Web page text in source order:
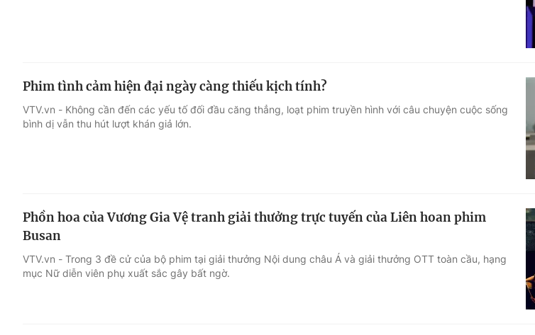
Phim tình cảm hiện đại ngày càng thiếu kịch tính?
VTV.vn - Không cần đến các yếu tố đối đầu căng thẳng, loạt phim truyền hình với câu chuyện cuộc sống
bình dị vẫn thu hút lượt khán giả lớn.
Phồn hoa của Vương Gia Vệ tranh giải thưởng trực tuyến của Liên hoan phim
Busan
VTV.vn - Trong 3 đề cử của bộ phim tại giải thưởng Nội dung châu Á và giải thưởng OTT toàn cầu, hạng
mục Nữ diễn viên phụ xuất sắc gây bất ngờ.